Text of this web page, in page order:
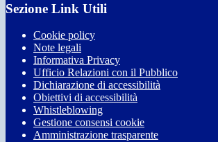
Sezione Link Utili
Cookie policy
Note legali
Informativa Privacy
Ufficio Relazioni con il Pubblico
Dichiarazione di accessibilità
Obiettivi di accessibilità
Whistleblowing
Gestione consensi cookie
Amministrazione trasparente